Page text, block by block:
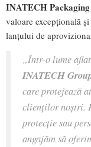
INATECH Packaging
valoare excepțională
lanțului de
„Într-o lume
INATECH
care protejează
clienților noștri.
protecție sau
angajăm să